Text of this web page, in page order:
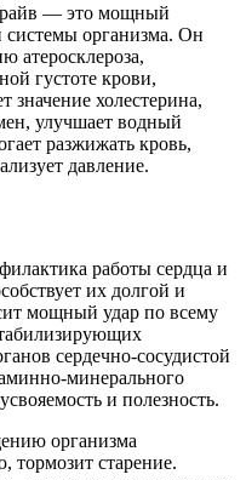
— это мощный
системы организма. Он
атеросклероза,
густоте крови,
холестерина,
улучшает водный
разжижать кровь,
давление.
работы сердца и
их долгой и
мощный удар по всему
сердечно-сосудистой
минерального
и полезность.
организма
тормозит старение.